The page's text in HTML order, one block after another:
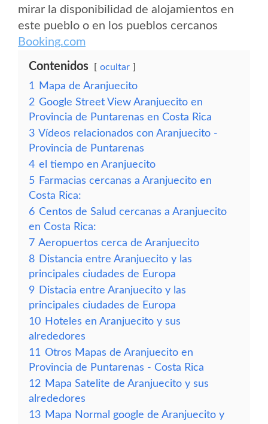
mirar la disponibilidad de alojamientos en
este pueblo o en los pueblos cercanos
Booking.com
Contenidos ocultar
1
Mapa de Aranjuecito
2 Google Street View Aranjuecito en
Provincia de Puntarenas en Costa Rica
3 Vídeos relacionados con Aranjuecito -
Provincia de Puntarenas
4 el tiempo en Aranjuecito
5 Farmacias cercanas a Aranjuecito en
Costa Rica:
6 Centos de Salud cercanas a Aranjuecito
en Costa Rica:
7 Aeropuertos cerca de Aranjuecito
8 Distancia entre Aranjuecito y las
principales ciudades de Europa
9 Distacia entre Aranjuecito y las
principales ciudades de Europa
10 Hoteles en Aranjuecito y sus
alrededores
11 Otros Mapas de Aranjuecito en
Provincia de Puntarenas - Costa Rica
12 Mapa Satelite de Aranjuecito y sus
alrededores
13 Mapa Normal google de Aranjuecito y